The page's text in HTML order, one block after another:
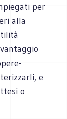
per
alla
e
o